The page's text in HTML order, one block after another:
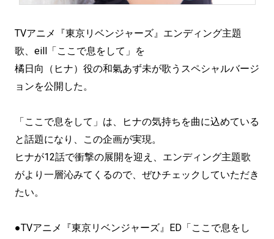
TVアニメ『東京リベンジャーズ』エンディング主題
歌、eill「ここで息をして」を
橘日向（ヒナ）役の和氣あず未が歌うスペシャルバージ
ョンを公開した。
「ここで息をして」は、ヒナの気持ちを曲に込めている
と話題になり、この企画が実現。
ヒナが12話で衝撃の展開を迎え、エンディング主題歌
がより一層沁みてくるので、ぜひチェックしていただき
たい。
●TVアニメ『東京リベンジャーズ』ED「ここで息をし